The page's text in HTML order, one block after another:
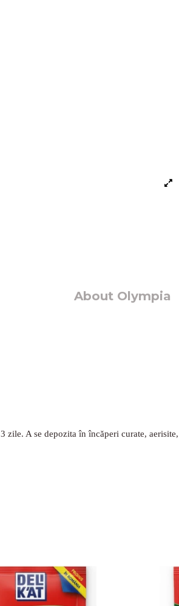
About Olympia
zile. A se depozita în încăperi curate,